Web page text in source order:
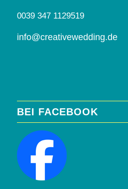
0039 347 1129519
info@creativewedding.de
BEI FACEBOOK